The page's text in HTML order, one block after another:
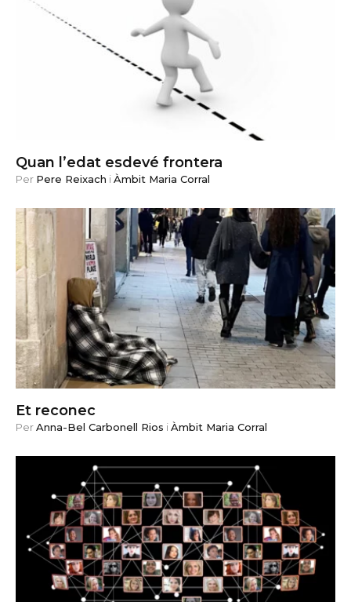
Quan l’edat esdevé frontera
Per Pere Reixach iÀmbit Maria Corral
Et reconec
PerAnna-Bel Carbonell Rios iÀmbit Maria Corral